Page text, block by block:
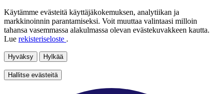
Käytämme evästeitä käyttäjäkokemuksen, analytiikan ja
markkinoinnin parantamiseksi. Voit muuttaa valintaasi milloin
tahansa vasemmassa alakulmassa olevan evästekuvakkeen kautta.
Lue rekisteriseloste .
Hyväksy Hylkää
Hallitse evästeitä